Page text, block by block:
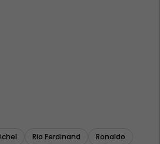
Rio Ferdinand
Ronaldo